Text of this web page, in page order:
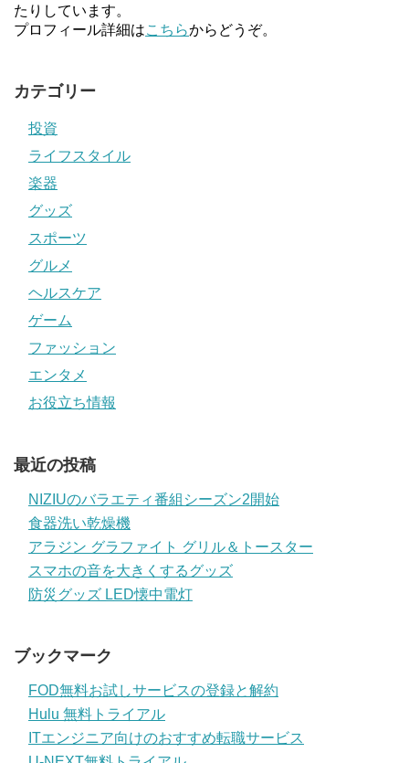
たりしています。
プロフィール詳細はこちらからどうぞ。
カテゴリー
投資
ライフスタイル
楽器
グッズ
スポーツ
グルメ
ヘルスケア
ゲーム
ファッション
エンタメ
お役立ち情報
最近の投稿
NIZIUのバラエティ番組シーズン2開始
食器洗い乾燥機
アラジン グラファイト グリル＆トースター
スマホの音を大きくするグッズ
防災グッズ LED懐中電灯
ブックマーク
FOD無料お試しサービスの登録と解約
Hulu 無料トライアル
ITエンジニア向けのおすすめ転職サービス